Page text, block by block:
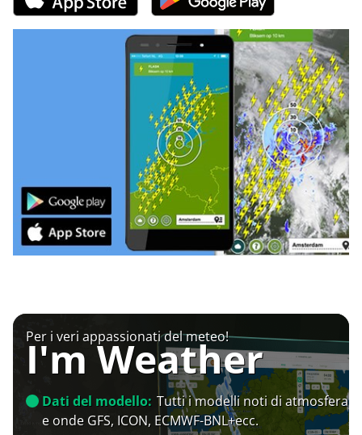
Per i veri appassionati del meteo!
I'm Weather
Dati del modello: Tutti i modelli noti di atmosfera
e onde GFS, ICON, ECMWF-BNL+ecc.